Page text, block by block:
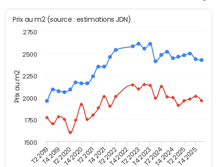
Prix au m2
Prix au m2 (source : estimations JDN)
T2 2019T4 2019T2 2020T4 2020T2 2021T4 2021T2 2022T4 2022T2 2023T4 2023T2 2024T4 2024T2 2025T4 2025
1500
1750
2000
2250
2500
2750